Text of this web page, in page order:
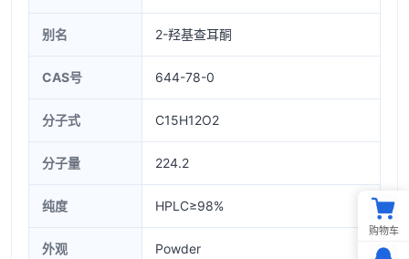
别名 2-羟基查耳酮
CAS号 644-78-0
分子式 C15H12O2
分子量 224.2
纯度 HPLC≥98%
外观 Powder
购物车